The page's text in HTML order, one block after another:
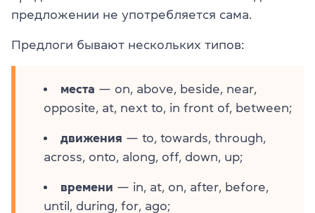
предложении не употребляется сама.
Предлоги бывают нескольких типов:
места — on, above, beside, near,
opposite, at, next to, in front of, between;
движения — to, towards, through,
across, onto, along, off, down, up;
времени — in, at, on, after, before,
until, during, for, ago;